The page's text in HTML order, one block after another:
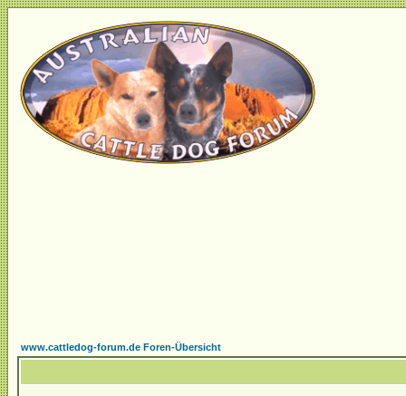
www.cattledog-forum.de Foren-Übersicht